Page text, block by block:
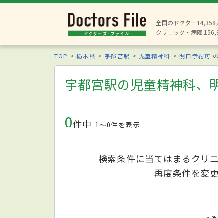
全国のドクター14,358
クリニック・病院
TOP 栃木県 宇都宮駅 児童精神科 明日予約可
宇都宮駅の児童精神科、
0件中 1〜0件を表示
検索条件に当てはまるクリ
再度条件を変